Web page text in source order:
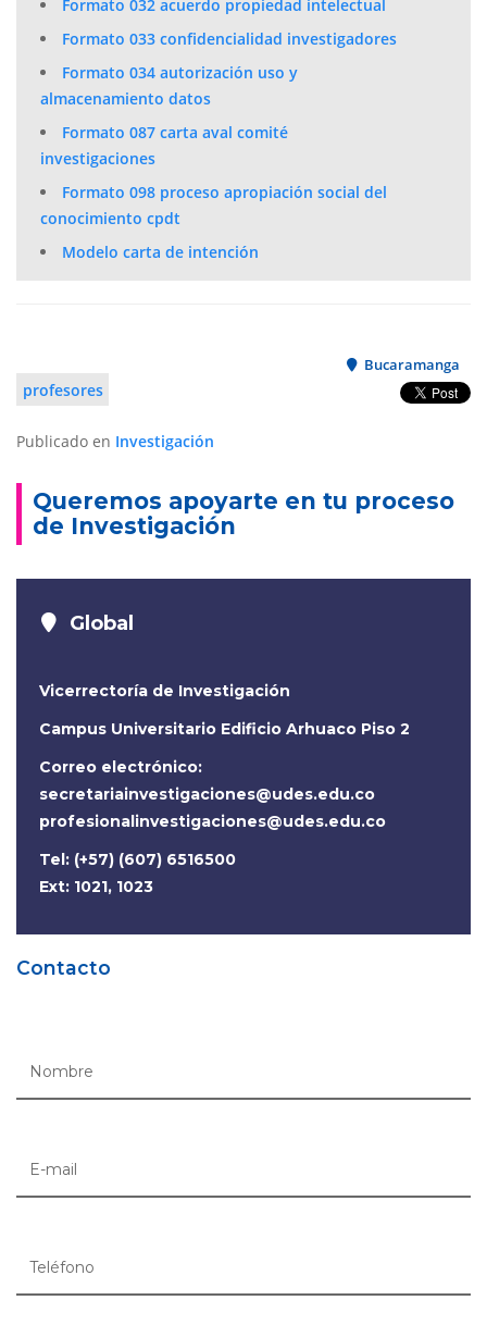
Formato 032 acuerdo propiedad intelectual
Formato 033 confidencialidad investigadores
Formato 034 autorización uso y
almacenamiento datos
Formato 087 carta aval comité
investigaciones
Formato 098 proceso apropiación social del
conocimiento cpdt
Modelo carta de intención
Bucaramanga
profesores
Publicado en Investigación
Queremos apoyarte en tu proceso
de Investigación
Global
Vicerrectoría de Investigación
Campus Universitario Edificio Arhuaco Piso 2
Correo electrónico:
secretariainvestigaciones@udes.edu.co
profesionalinvestigaciones@udes.edu.co
Tel: (+57) (607) 6516500
Ext: 1021, 1023
Contacto